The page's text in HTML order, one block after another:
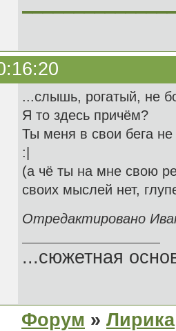
...слышь, рогатый, не
Я то здесь причём?
Ты меня в свои бега
:|
(а чё ты на мне свою
своих мыслей нет,
Отредактировано
...сюжетная
Форум » Лирика